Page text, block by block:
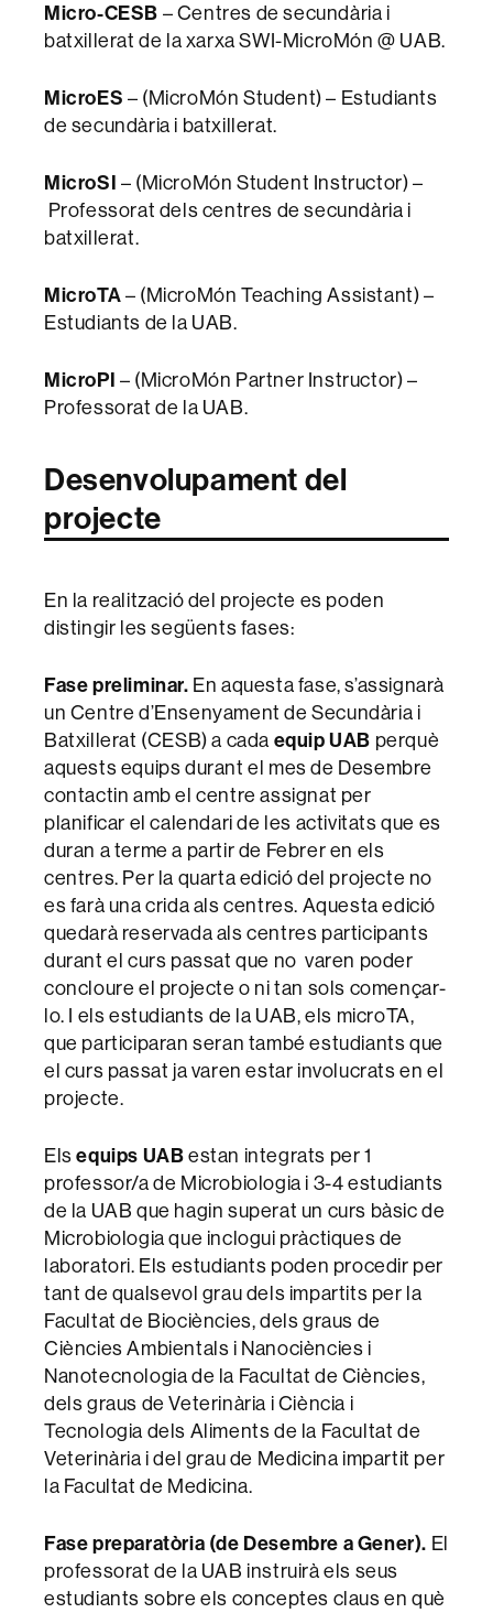
Micro-CESB – Centres de secundària i
batxillerat de la xarxa SWI-MicroMón @ UAB.
MicroES – (MicroMón Student) – Estudiants
de secundària i batxillerat.
MicroSI – (MicroMón Student Instructor) –
Professorat dels centres de secundària i
batxillerat.
MicroTA – (MicroMón Teaching Assistant) –
Estudiants de la UAB.
MicroPI – (MicroMón Partner Instructor) –
Professorat de la UAB.
Desenvolupament del
projecte
En la realització del projecte es poden
distingir les següents fases:
Fase preliminar. En aquesta fase, s’assignarà
un Centre d’Ensenyament de Secundària i
Batxillerat (CESB) a cada equip UAB perquè
aquests equips durant el mes de Desembre
contactin amb el centre assignat per
planificar el calendari de les activitats que es
duran a terme a partir de Febrer en els
centres. Per la quarta edició del projecte no
es farà una crida als centres. Aquesta edició
quedarà reservada als centres participants
durant el curs passat que no varen poder
concloure el projecte o ni tan sols començar-
lo. I els estudiants de la UAB, els microTA,
que participaran seran també estudiants que
el curs passat ja varen estar involucrats en el
projecte.
Elsequips UAB estan integrats per 1
professor/a de Microbiologia i 3-4 estudiants
de la UAB que hagin superat un curs bàsic de
Microbiologia que inclogui pràctiques de
laboratori. Els estudiants poden procedir per
tant de qualsevol grau dels impartits per la
Facultat de Biociències, dels graus de
Ciències Ambientals i Nanociències i
Nanotecnologia de la Facultat de Ciències,
dels graus de Veterinària i Ciència i
Tecnologia dels Aliments de la Facultat de
Veterinària i del grau de Medicina impartit per
la Facultat de Medicina.
Fase preparatòria (de Desembre a Gener). El
professorat de la UAB instruirà els seus
estudiants sobre els conceptes claus en què